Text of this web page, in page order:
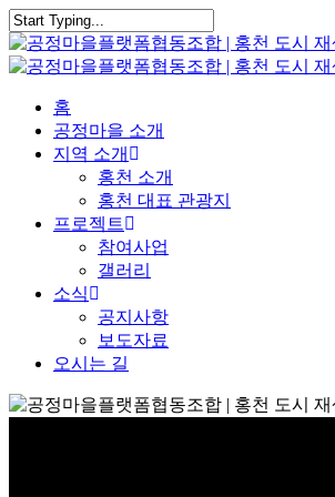
Skip
to
main
content
Close
Search
Menu
홈
공정마을 소개
지역 소개
홍천 소개
홍천 대표 관광지
프로젝트
참여사업
갤러리
소식
공지사항
보도자료
오시는 길